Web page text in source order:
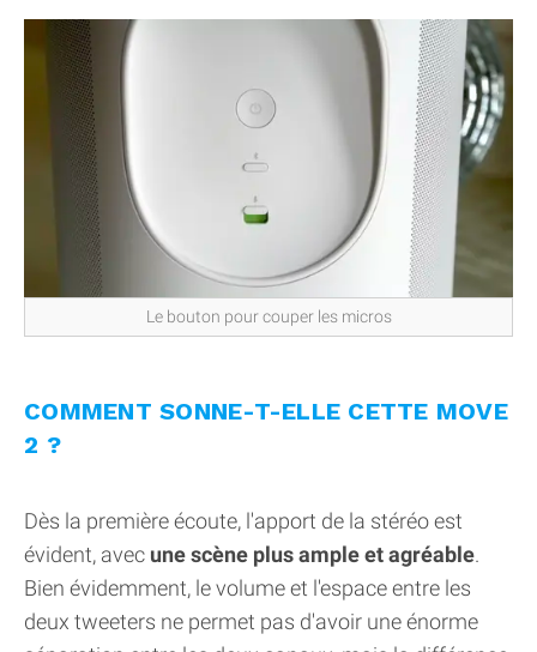
Le bouton pour couper les micros
COMMENT SONNE-T-ELLE CETTE MOVE
2 ?
Dès la première écoute, l'apport de la stéréo est
évident, avec une scène plus ample et agréable.
Bien évidemment, le volume et l'espace entre les
deux tweeters ne permet pas d'avoir une énorme